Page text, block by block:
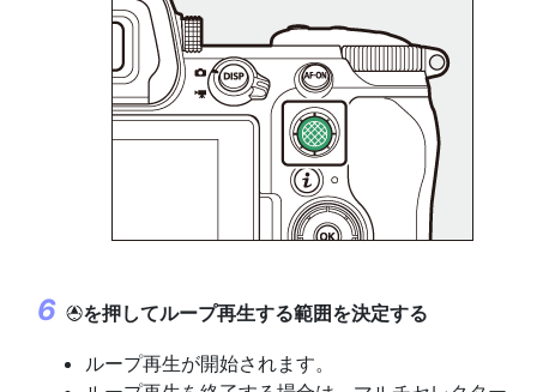
1を押してループ再生する範囲を決定する
ループ再生が開始されます。